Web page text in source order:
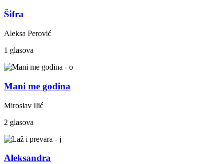
Šifra
Aleksa Perović
1 glasova
Mani me godina
Miroslav Ilić
2 glasova
Aleksandra